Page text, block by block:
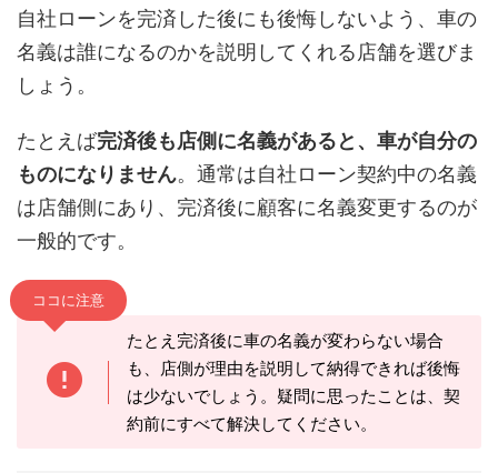
自社ローンを完済した後にも後悔しないよう、車の
名義は誰になるのかを説明してくれる店舗を選びま
しょう。
たとえば完済後も店側に名義があると、車が自分の
ものになりません。通常は自社ローン契約中の名義
は店舗側にあり、完済後に顧客に名義変更するのが
一般的です。
ココに注意
たとえ完済後に車の名義が変わらない場合
も、店側が理由を説明して納得できれば後悔
は少ないでしょう。疑問に思ったことは、契
約前にすべて解決してください。